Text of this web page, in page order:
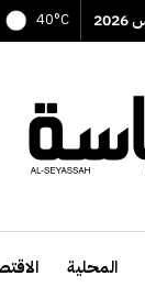
40°C
المحلية